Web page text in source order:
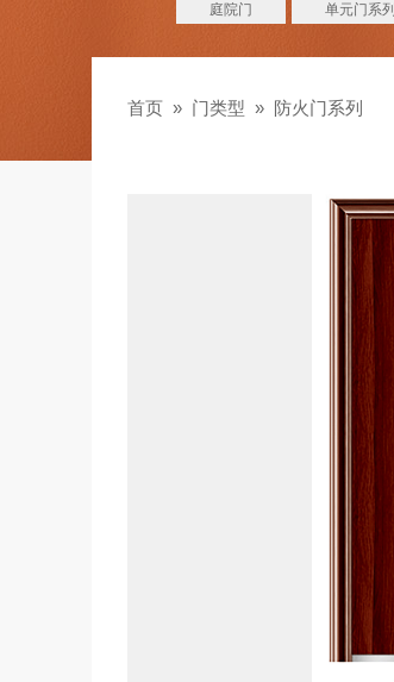
庭院门 单元门系列
首页 » 门类型 » 防火门系列